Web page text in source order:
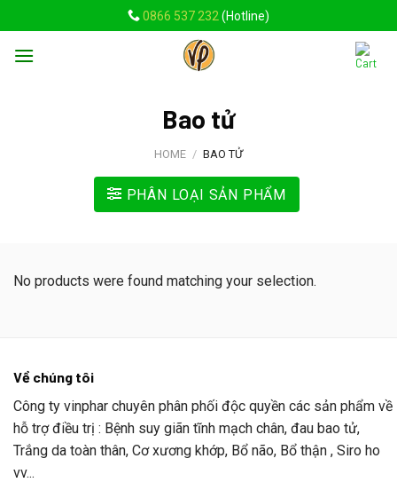
to
content
0866 537 232 (Hotline)
Bao tử
HOME / BAO TỬ
PHÂN LOẠI SẢN PHẨM
No products were found matching your selection.
Về chúng tôi
Công ty vinphar chuyên phân phối độc quyền các sản phẩm về
hỗ trợ điều trị : Bệnh suy giãn tĩnh mạch chân, đau bao tử,
Trắng da toàn thân, Cơ xương khớp, Bổ não, Bổ thận , Siro ho
vv...